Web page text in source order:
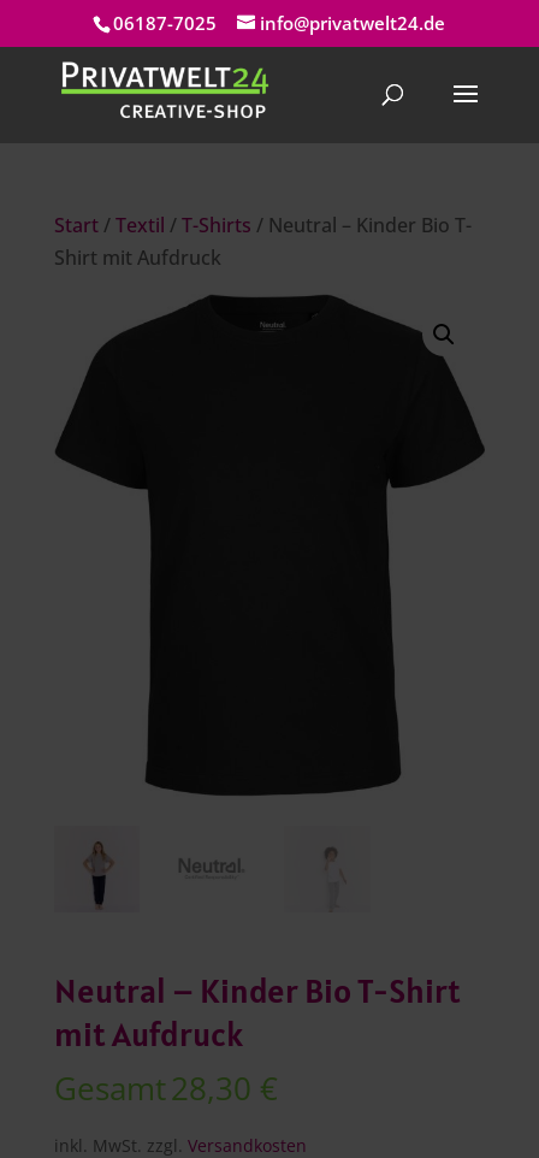
06187-7025 info@privatwelt24.de
Start/Textil /T-Shirts / Neutral – Kinder Bio T-
Shirt mit Aufdruck
Neutral – Kinder Bio T-Shirt
mit Aufdruck
Gesamt28,30 €
inkl. MwSt. zzgl. Versandkosten